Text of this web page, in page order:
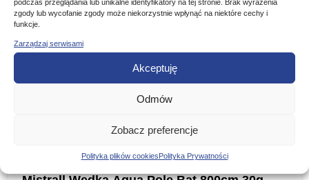
podczas przeglądania lub unikalne identyfikatory na tej stronie. Brak wyrażenia
zgody lub wycofanie zgody może niekorzystnie wpłynąć na niektóre cechy i
funkcje.
Zarządzaj serwisami
Akceptuję
Odmów
Zobacz preferencje
Polityka plików cookiesPolityka Prywatności